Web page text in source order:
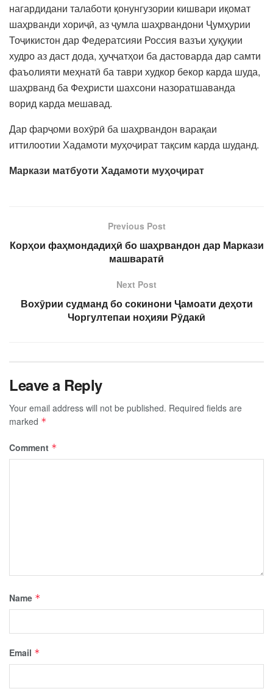
нагардидани талаботи қонунгузории кишвари иқомат
шаҳрванди хориҷӣ, аз ҷумла шаҳрвандони Ҷумҳурии
Тоҷикистон дар Федератсияи Россия вазъи ҳуқуқии
худро аз даст дода, ҳуҷҷатҳои ба дастоварда дар самти
фаъолияти меҳнатӣ ба таври худкор бекор карда шуда,
шаҳрванд ба Феҳристи шахсони назоратшаванда
ворид карда мешавад.
Дар фарҷоми вохӯрӣ ба шаҳрвандон варақаи
иттилоотии Хадамоти муҳоҷират тақсим карда шуданд.
Маркази матбуоти Хадамоти муҳоҷират
Previous Post
Корҳои фаҳмондадиҳӣ бо шаҳрвандон дар Маркази
машваратӣ
Next Post
Вохӯрии судманд бо сокинони Ҷамоати деҳоти
Чоргултепаи ноҳияи Рӯдакӣ
Leave a Reply
Your email address will not be published. Required fields are
marked *
Comment *
Name *
Email *